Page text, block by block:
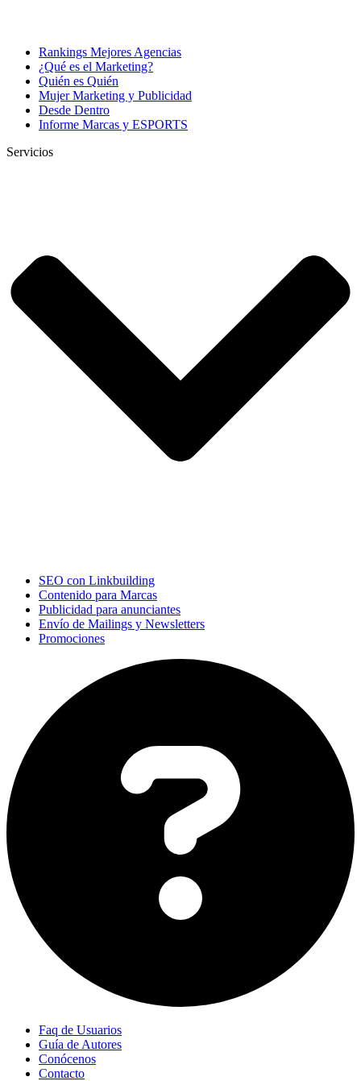
Rankings Mejores Agencias
¿Qué es el Marketing?
Quién es Quién
Mujer Marketing y Publicidad
Desde Dentro
Informe Marcas y ESPORTS
Servicios
SEO con Linkbuilding
Contenido para Marcas
Publicidad para anunciantes
Envío de Mailings y Newsletters
Promociones
Faq de Usuarios
Guía de Autores
Conócenos
Contacto